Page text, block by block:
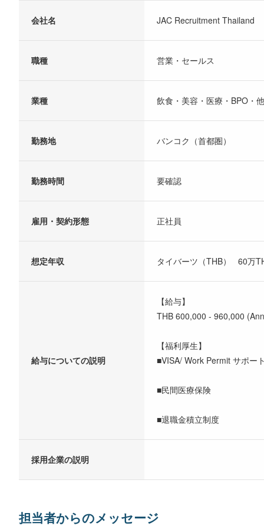
会社名 JAC Recruitment Thailand
職種 営業・セールス
業種 飲食・美容・医療・BPO・
勤務地 バンコク（首都圏）
勤務時間 要確認
雇用・契約形態 正社員
想定年収 タイバーツ（THB） 60万
給与についての説明
【給与】
THB 600,000 - 960,000
【福利厚生】
■VISA/ Work Permit サポート
■民間医療保険
■退職金積立制度
採用企業の説明
担当者からのメッセージ